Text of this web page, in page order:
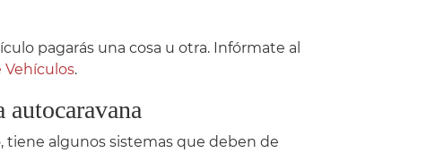
pagarás una cosa u otra. Infórmate al
Vehículos.
tiene algunos sistemas que deben de